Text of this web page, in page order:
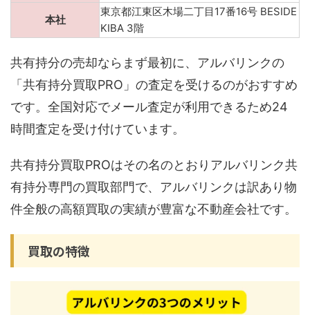
本社
東京都江東区木場二丁目17番16号 BESIDE
KIBA 3階
共有持分の売却ならまず最初に、アルバリンクの
「共有持分買取PRO」の査定を受けるのがおすすめ
です。全国対応でメール査定が利用できるため24
時間査定を受け付けています。
共有持分買取PROはその名のとおりアルバリンク共
有持分専門の買取部門で、アルバリンクは訳あり物
件全般の高額買取の実績が豊富な不動産会社です。
買取の特徴